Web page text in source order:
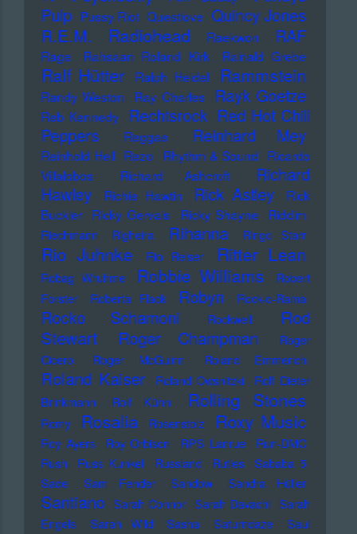
Pulp Pussy Riot Questlove Quincy Jones
R.E.M. Radiohead Raekwon RAF
Rage Rahsaan Roland Kirk Rainald Grebe
Ralf Hütter Ralph Heidel Rammstein
Randy Weston Ray Charles Rayk Goetze
Reb Kennedy Rechtsrock Red Hot Chili
Peppers
Reggae Reinhard Mey
Reinhold Heil Rezo Rhythm & Sound Ricardo
Villalobos
Richard Ashcroft
Richard
Hawley
Richie Hawtin Rick Astley
Rick
Buckler
Ricky Gervais Ricky Shayne Riddim
Riechmann Righeira Rihanna Ringo Starr
Rio Juhnke Rio Reiser Ritter Lean
Robag Wruhme Robbie Williams
Robert
Forster
Roberta Flack Robyn Rock-o-Rama
Rocko Schamoni Rockwell
Rod
Stewart
Roger Champman
Roger
Cicero
Roger McGuinn Roland Emmerich
Roland Kaiser Roland Owsnitzki
Rolf Dieter
Brinkmann
Rolf Kühn Rolling Stones
Romy Rosalia Rosenstolz Roxy Music
Roy Ayers Roy Orbison RPS Lanrue
Run-DMC
Rush
Russ Kunkel Russland Rutles
Sababa 5
Sade
Sam Fender Sandow Sandra Hüller
Santiano Sarah Connor Sarah Davachi Sarah
Engels
Sarah Wild Sasha Saturndaze
Saul